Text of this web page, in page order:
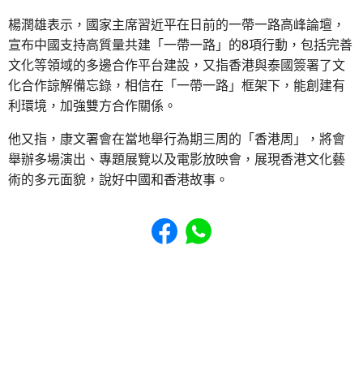
楊潤雄表示，國家主席習近平在日前的一帶一路高峰論壇，
宣布中國支持高質量共建「一帶一路」的8項行動，包括完善
文化等領域的多邊合作平台建設，又指香港與泰國簽署了文
化合作諒解備忘錄，相信在「一帶一路」框架下，能創建有
利環境，加強雙方合作關係。
他又指，康文署會在當地舉行為期三周的「香港周」，將會
舉辦多場演出、專題展覽以及電影放映會，展現香港文化藝
術的多元面貌，說好中國和香港故事。
Share to Facebook
Share to WhatsApp